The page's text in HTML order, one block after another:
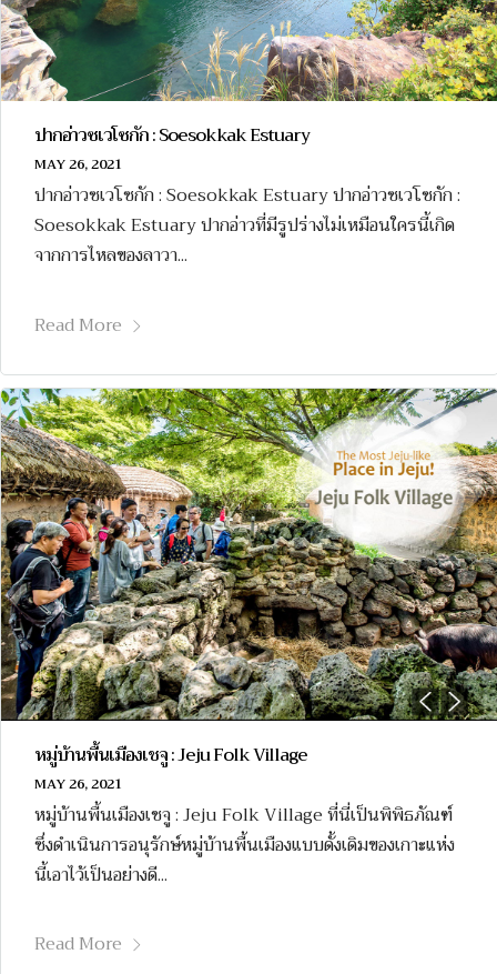
ปากอ่าวซเวโซกัก : Soesokkak Estuary
MAY 26, 2021
ปากอ่าวซเวโซกัก : Soesokkak Estuary ปากอ่าวซเวโซกัก :
Soesokkak Estuary ปากอ่าวที่มีรูปร่างไม่เหมือนใครนี้เกิด
จากการไหลของลาวา...
Read More
หมู่บ้านพื้นเมืองเชจู : Jeju Folk Village
MAY 26, 2021
หมู่บ้านพื้นเมืองเชจู : Jeju Folk Village ที่นี่เป็นพิพิธภัณฑ์
ซึ่งดำเนินการอนุรักษ์หมู่บ้านพื้นเมืองแบบดั้งเดิมของเกาะแห่ง
นี้เอาไว้เป็นอย่างดี...
Read More